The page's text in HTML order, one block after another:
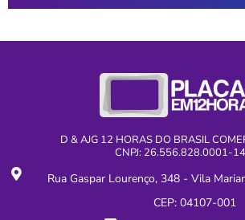
D & AJG 12 HORAS DO BRASIL
CNPJ: 26.556.828.0001-14
Rua Gaspar Lourenço, 348 - Vila
CEP: 04107-001